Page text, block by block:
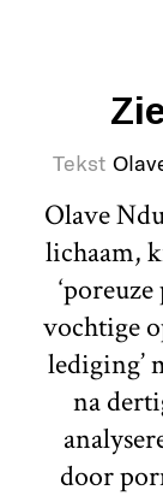
Tekst
Olave
lichaam,
vochtige
lediging’
na
door